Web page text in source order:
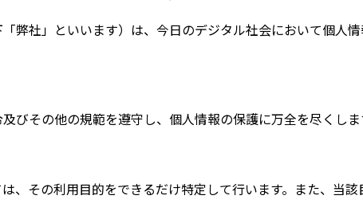
弊社」といいます）は、今日のデジタル社会において個人
びその他の規範を遵守し、個人情報の保護に万全を尽くしま
、その利用目的をできるだけ特定して行います。また、当